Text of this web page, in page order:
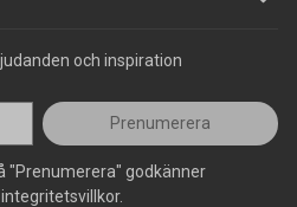
och inspiration
Prenumerera
"Prenumerera" godkänner